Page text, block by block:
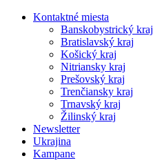
Kontaktné miesta
Banskobystrický kraj
Bratislavský kraj
Košický kraj
Nitriansky kraj
Prešovský kraj
Trenčiansky kraj
Trnavský kraj
Žilinský kraj
Newsletter
Ukrajina
Kampane